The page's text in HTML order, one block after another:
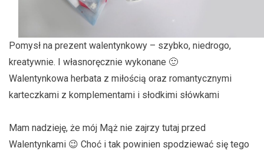
Pomysł na prezent walentynkowy – szybko, niedrogo,
kreatywnie. I własnoręcznie wykonane 🙂
Walentynkowa herbata z miłością oraz romantycznymi
karteczkami z komplementami i słodkimi słówkami
Mam nadzieję, że mój Mąż nie zajrzy tutaj przed
Walentynkami 😉 Choć i tak powinien spodziewać się tego